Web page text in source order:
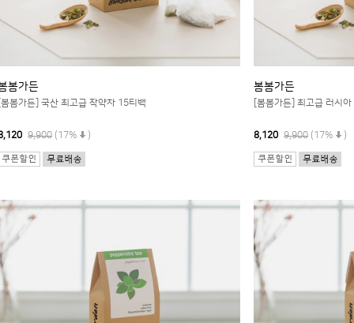
봄가든
봄가든] 국산 최고급 작약차 15티백
9,900 (17% )
봄봄가든
[봄봄가든] 최고급 러시
8,120 9,900 (17% )